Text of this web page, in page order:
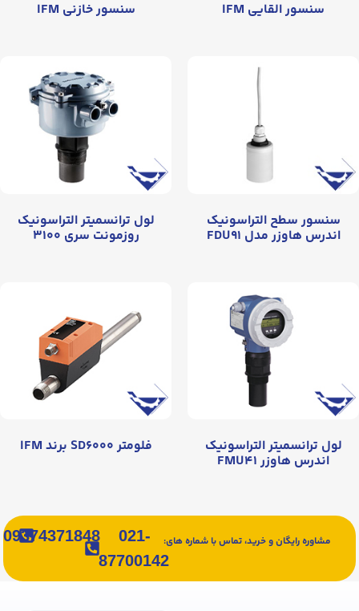
سنسور القایی IFM سنسور خازنی IFM
سنسور سطح التراسونیک
اندرس هاوزر مدل FDU۹۱
لول ترانسمیتر التراسونیک
روزمونت سری ۳۱۰۰
لول ترانسمیتر التراسونیک
اندرس هاوزر FMU۴۱
فلومتر SD۶۰۰۰ برند IFM
مشاوره رایگان و خرید، تماس با شماره های:
021-
87700142
09374371848